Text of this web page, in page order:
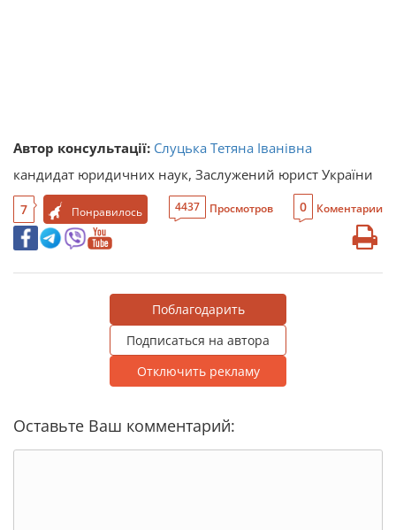
Автор консультації: Слуцька Тетяна Іванівна
кандидат юридичних наук, Заслужений юрист України
7 Понравилось 4437 Просмотров 0 Коментарии
Поблагодарить
Подписаться на автора
Отключить рекламу
Оставьте Ваш комментарий: